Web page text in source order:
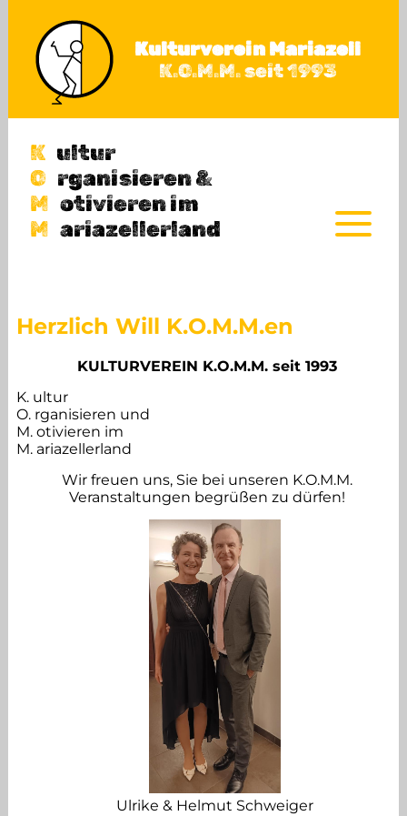
Kulturverein Mariazell
K.O.M.M. seit 1993
K ultur
O rganisieren &
M otivieren im
M ariazellerland
Berichte & Fotos
Vorstand
MitarbeiterInnen
Mitglied werden
Herzlich Will K.O.M.M.en
KULTURVEREIN K.O.M.M. seit 1993
K. ultur
O. rganisieren und
M. otivieren im
M. ariazellerland
Wir freuen uns, Sie bei unseren K.O.M.M.
Veranstaltungen begrüßen zu dürfen!
Ulrike & Helmut Schweiger